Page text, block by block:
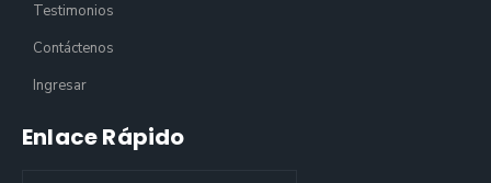
Testimonios
Contáctenos
Ingresar
Enlace Rápido